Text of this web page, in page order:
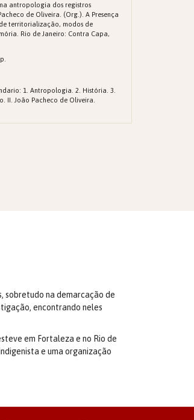
antropologia dos registros
de Oliveira. (Org.). A Presença
territorialização, modos de
Rio de Janeiro: Contra Capa,
1. Antropologia. 2. História. 3.
II. João Pacheco de Oliveira.
sobretudo na demarcação de
encontrando neles
em Fortaleza e no Rio de
e uma organização